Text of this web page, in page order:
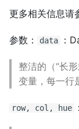
更多相关信息请
参数： data ：
整洁的（“长
变量，每一行
row, col, hue